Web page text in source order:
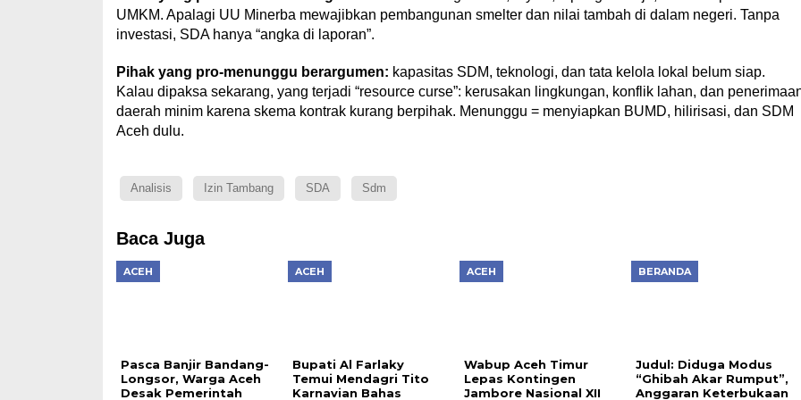
UMKM. Apalagi UU Minerba mewajibkan pembangunan smelter dan nilai tambah di dalam negeri. Tanpa
investasi, SDA hanya “angka di laporan”.
Pihak yang pro-menunggu berargumen: kapasitas SDM, teknologi, dan tata kelola lokal belum siap.
Kalau dipaksa sekarang, yang terjadi “resource curse”: kerusakan lingkungan, konflik lahan, dan
daerah minim karena skema kontrak kurang berpihak. Menunggu = menyiapkan BUMD, hilirisasi, dan SDM
Aceh dulu.
Analisis Izin Tambang SDA Sdm
Baca Juga
ACEH
Pasca Banjir Bandang-
Longsor, Warga Aceh
Desak Pemerintah
ACEH
Bupati Al Farlaky
Temui Mendagri Tito
Karnavian Bahas
ACEH
Wabup Aceh Timur
Lepas Kontingen
Jambore Nasional XII
BERANDA
Judul: Diduga Modus
“Ghibah Akar Rumput”,
Anggaran Keterbukaan